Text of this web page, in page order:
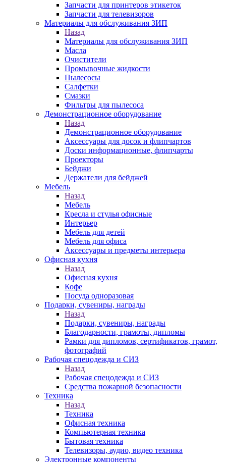
Запчасти для принтеров этикеток
Запчасти для телевизоров
Материалы для обслуживания ЗИП
Назад
Материалы для обслуживания ЗИП
Масла
Очистители
Промывочные жидкости
Пылесосы
Салфетки
Смазки
Фильтры для пылесоса
Демонстрационное оборудование
Назад
Демонстрационное оборудование
Аксессуары для досок и флипчартов
Доски информационные, флипчарты
Проекторы
Бейджи
Держатели для бейджей
Мебель
Назад
Мебель
Кресла и стулья офисные
Интерьер
Мебель для детей
Мебель для офиса
Аксессуары и предметы интерьера
Офисная кухня
Назад
Офисная кухня
Кофе
Посуда одноразовая
Подарки, сувениры, награды
Назад
Подарки, сувениры, награды
Благодарности, грамоты, дипломы
Рамки для дипломов, сертификатов, грамот,
фотографий
Рабочая спецодежда и СИЗ
Назад
Рабочая спецодежда и СИЗ
Средства пожарной безопасности
Техника
Назад
Техника
Офисная техника
Компьютерная техника
Бытовая техника
Телевизоры, аудио, видео техника
Электронные компоненты